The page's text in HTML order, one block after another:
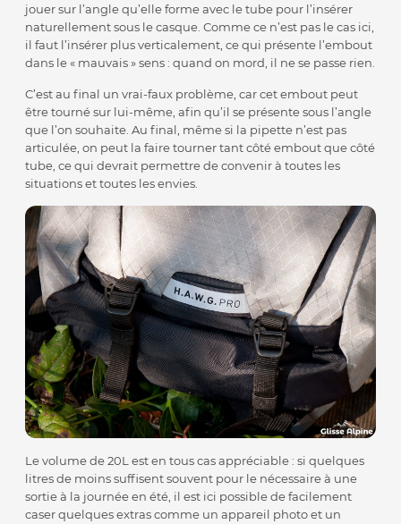
jouer sur l’angle qu’elle forme avec le tube pour l’insérer
naturellement sous le casque. Comme ce n’est pas le cas ici,
il faut l’insérer plus verticalement, ce qui présente l’embout
dans le « mauvais » sens : quand on mord, il ne se passe rien.
C’est au final un vrai-faux problème, car cet embout peut
être tourné sur lui-même, afin qu’il se présente sous l’angle
que l’on souhaite. Au final, même si la pipette n’est pas
articulée, on peut la faire tourner tant côté embout que côté
tube, ce qui devrait permettre de convenir à toutes les
situations et toutes les envies.
Le volume de 20L est en tous cas appréciable : si quelques
litres de moins suffisent souvent pour le nécessaire à une
sortie à la journée en été, il est ici possible de facilement
caser quelques extras comme un appareil photo et un